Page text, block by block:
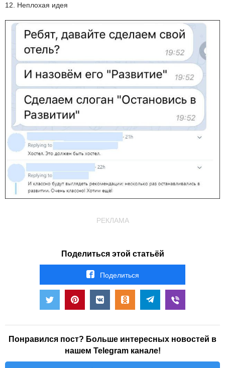
12. Неплохая идея
РЕКЛАМА
Поделиться этой статьёй
Поделиться
Понравился пост? Больше интересных новостей в
нашем Telegram канале!